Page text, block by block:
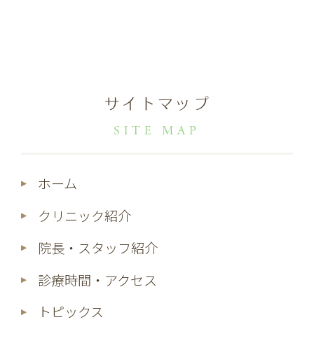
サイトマップ
SITE MAP
ホーム
クリニック紹介
院長・スタッフ紹介
診療時間・アクセス
トピックス